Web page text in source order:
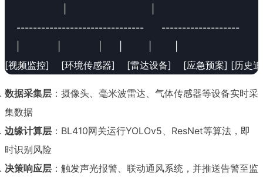
-------------------------------      -------------------
[视频监控]    [环境传感器]    [雷达设备]    [应急预案] [历史
数据采集层 ：摄像头、毫米波雷达、气体传感器等设备实时采
集数据
边缘计算层 ：BL410网关运行YOLOv5、ResNet等算法，即
时识别风险
决策响应层 ：触发声光报警、联动通风系统，并推送告警至监